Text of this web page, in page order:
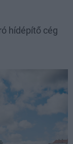
hídépítő cég